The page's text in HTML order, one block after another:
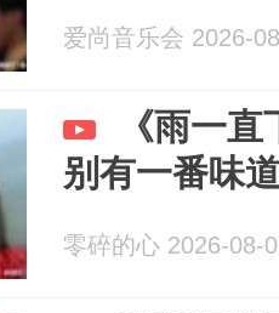
爱尚音乐会 2026-
《雨一
别有一番味
零碎的心 2026-08-